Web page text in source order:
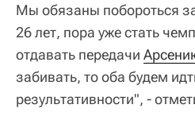
Мы обязаны побороться
26 лет, пора уже стать
отдавать передачи
забивать, то оба будем
результативности", -